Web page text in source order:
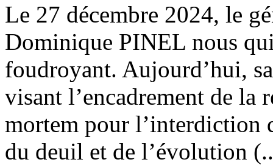
Le 27 décembre 2024, le
Dominique PINEL nous
foudroyant. Aujourd’hui,
visant l’encadrement de la
mortem pour l’interdiction
du deuil et de l’évolution